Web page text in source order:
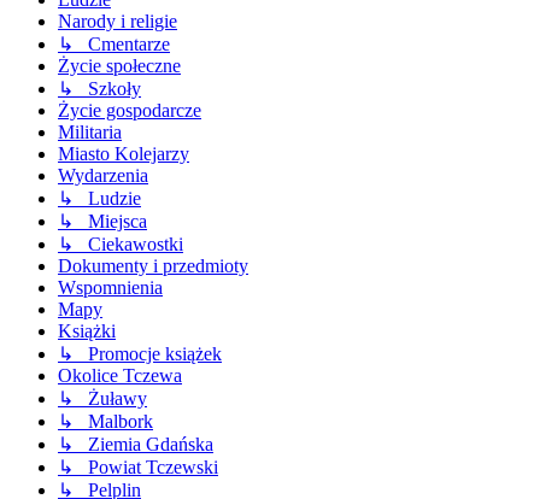
Narody i religie
↳ Cmentarze
Życie społeczne
↳ Szkoły
Życie gospodarcze
Militaria
Miasto Kolejarzy
Wydarzenia
↳ Ludzie
↳ Miejsca
↳ Ciekawostki
Dokumenty i przedmioty
Wspomnienia
Mapy
Książki
↳ Promocje książek
Okolice Tczewa
↳ Żuławy
↳ Malbork
↳ Ziemia Gdańska
↳ Powiat Tczewski
↳ Pelplin